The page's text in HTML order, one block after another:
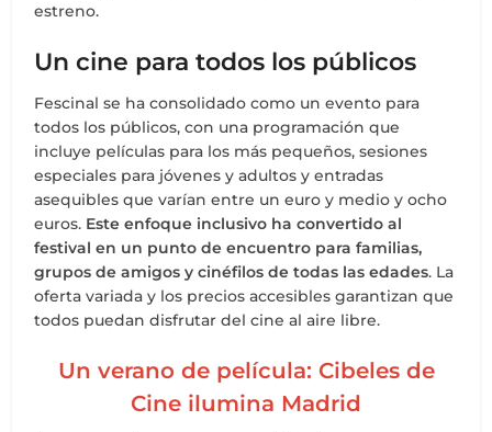
estreno.
Un cine para todos los públicos
Fescinal se ha consolidado como un evento para
todos los públicos, con una programación que
incluye películas para los más pequeños, sesiones
especiales para jóvenes y adultos y entradas
asequibles que varían entre un euro y medio y ocho
euros. Este enfoque inclusivo ha convertido al
festival en un punto de encuentro para familias,
grupos de amigos y cinéfilos de todas las edades. La
oferta variada y los precios accesibles garantizan que
todos puedan disfrutar del cine al aire libre.
Un verano de película: Cibeles de
Cine ilumina Madrid